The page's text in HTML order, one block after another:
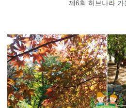
제6회 허브나라 가